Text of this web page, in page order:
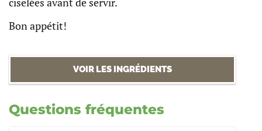
Bon appétit!
VOIR LES INGRÉDIENTS
Questions fréquentes